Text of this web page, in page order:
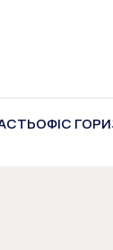
ОФІС